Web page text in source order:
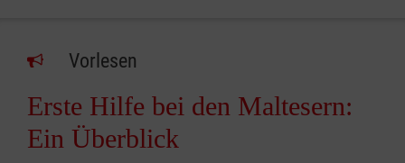
Vorlesen
Erste Hilfe bei den Maltesern:
Ein Überblick